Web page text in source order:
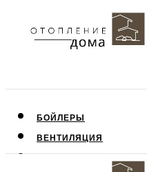
БОЙЛЕРЫ
ВЕНТИЛЯЦИЯ